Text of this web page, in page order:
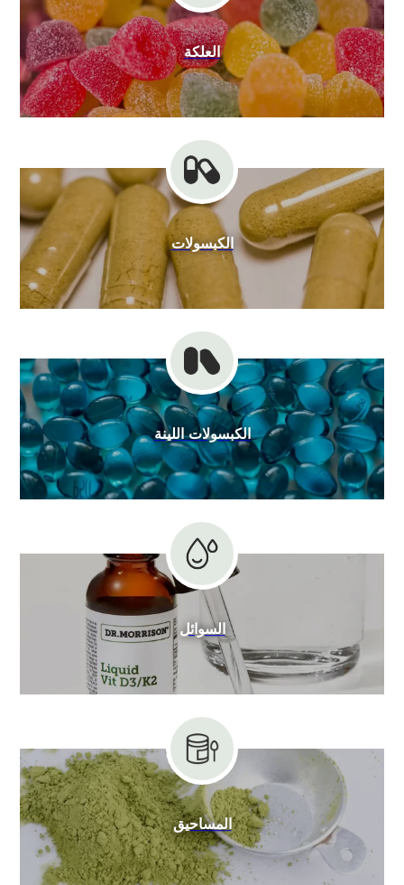
العلكة
الكبسولات
الكبسولات اللينة
السوائل
المساحيق